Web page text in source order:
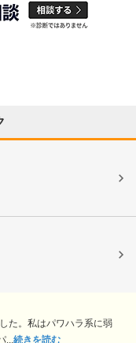
た。私はパワハラ系に弱
続きを読む